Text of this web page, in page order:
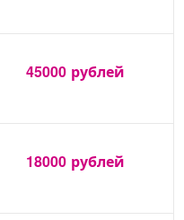
45000 рублей
18000 рублей